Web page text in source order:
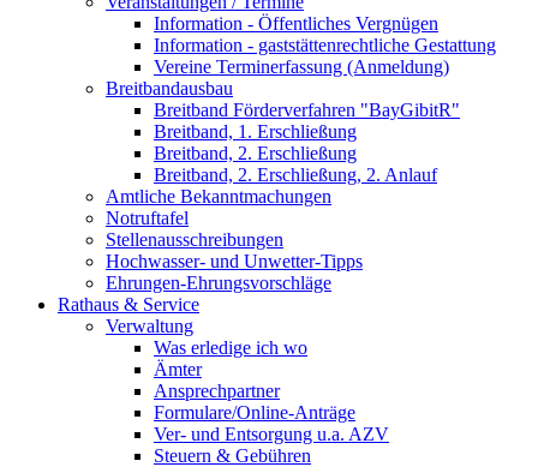
Information - Öffentliches Vergnügen
Information - gaststättenrechtliche Gestattung
Vereine Terminerfassung (Anmeldung)
Breitbandausbau
Breitband Förderverfahren "BayGibitR"
Breitband, 1. Erschließung
Breitband, 2. Erschließung
Breitband, 2. Erschließung, 2. Anlauf
Amtliche Bekanntmachungen
Notruftafel
Stellenausschreibungen
Hochwasser- und Unwetter-Tipps
Ehrungen-Ehrungsvorschläge
Rathaus & Service
Verwaltung
Was erledige ich wo
Ämter
Ansprechpartner
Formulare/Online-Anträge
Ver- und Entsorgung u.a. AZV
Steuern & Gebühren